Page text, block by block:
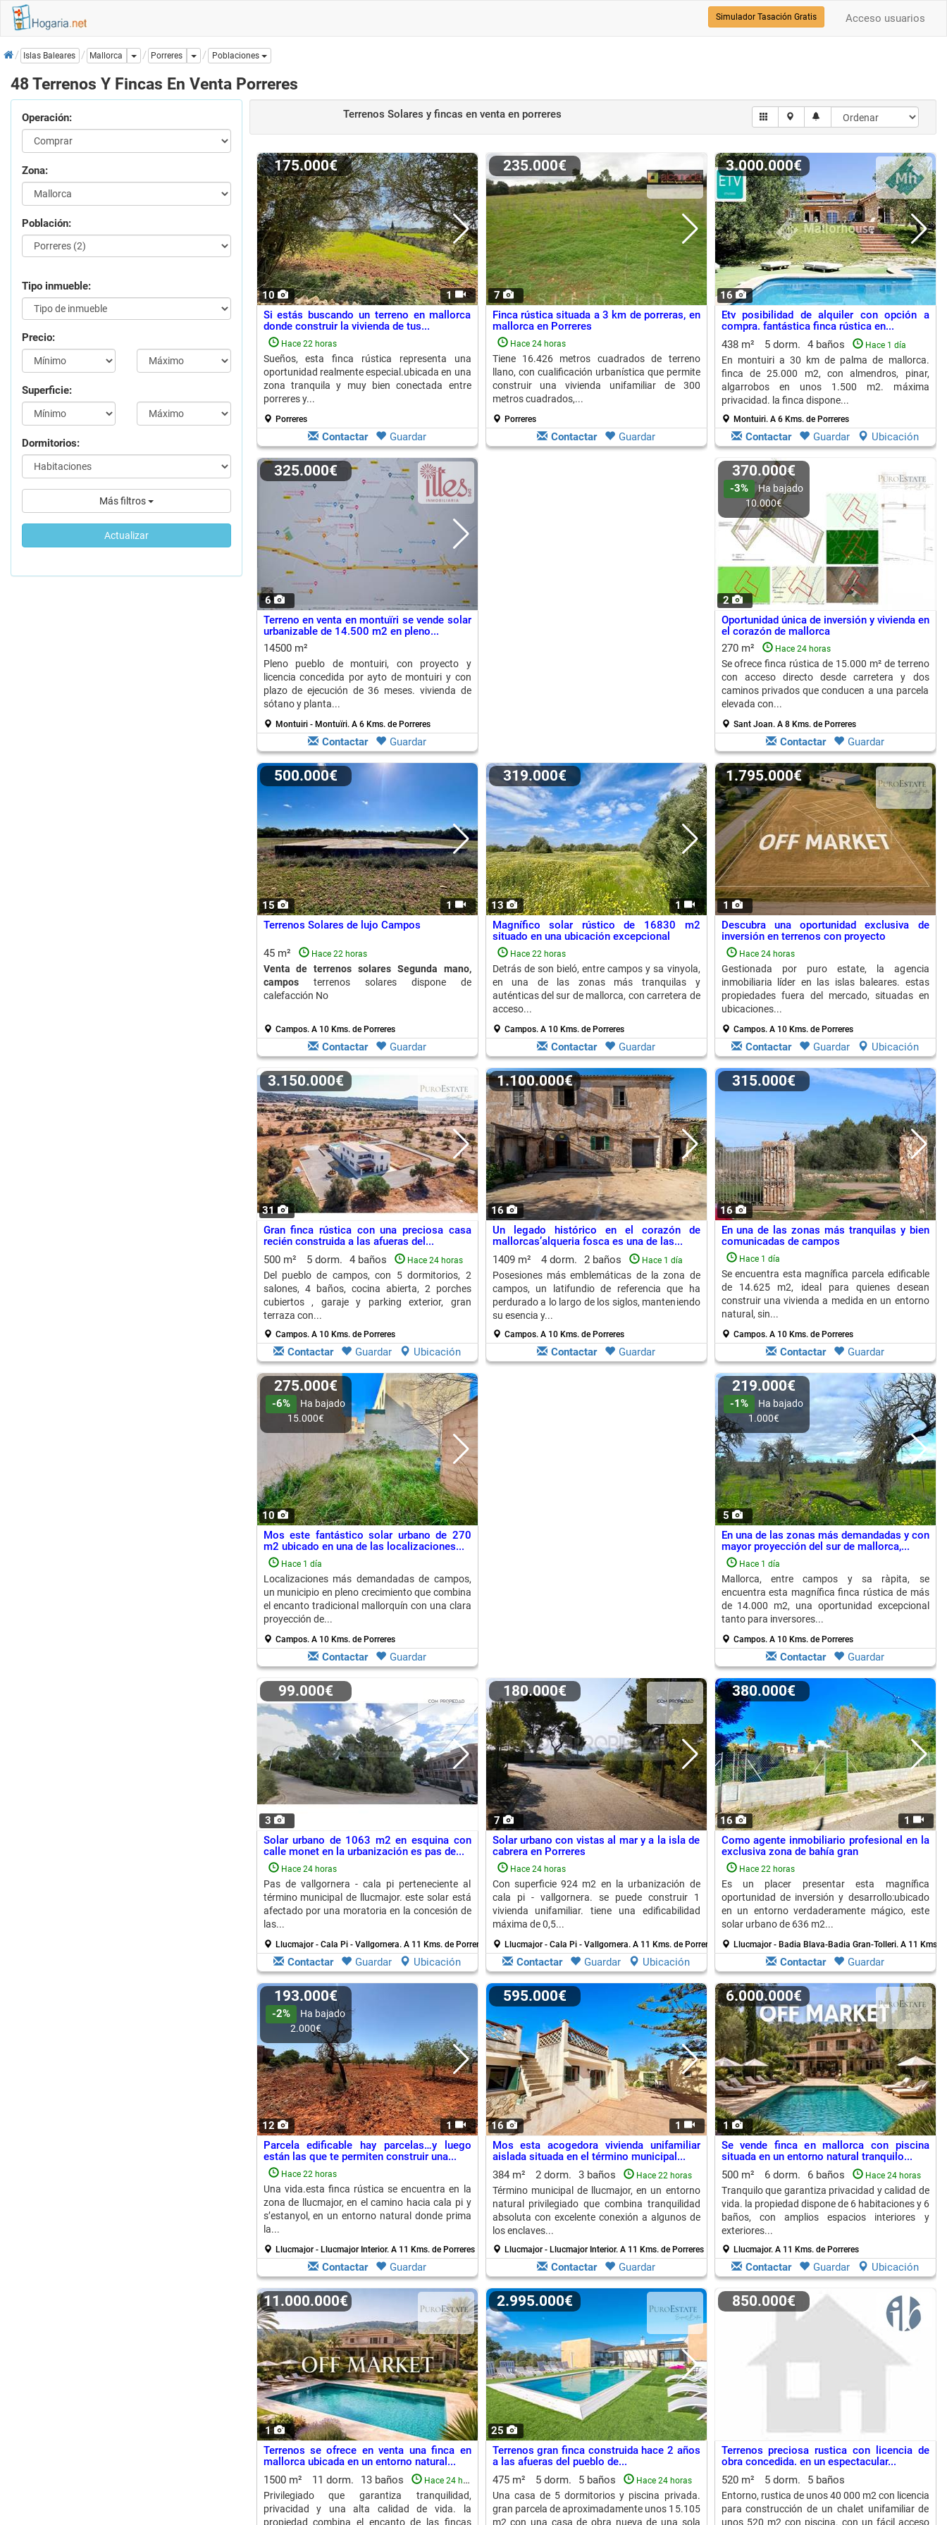
Acceso usuarios
Simulador Tasación Gratis
InicioIslas Baleares Mallorca Dropdown
Porreres Dropdown
Poblaciones
48 Terrenos Y Fincas En Venta Porreres
Operación:
Zona:
Población:
Tipo inmueble:
Precio:
Superficie:
Dormitorios:
Más filtros
Actualizar
Terrenos Solares y fincas en venta en porreres
10 1
175.000€
Si estás buscando un terreno en mallorca
donde construir la vivienda de tus...
Hace 22 horas
Sueños, esta finca rústica representa una
oportunidad realmente especial.ubicada en una
zona tranquila y muy bien conectada entre
porreres y...
Porreres
Contactar Guardar
7
235.000€
Finca rústica situada a 3 km de porreras, en
mallorca en Porreres
Hace 24 horas
Tiene 16.426 metros cuadrados de terreno
llano, con cualificación urbanística que permite
construir una vivienda unifamiliar de 300
metros cuadrados,...
Porreres
Contactar Guardar
16
3.000.000€
Etv posibilidad de alquiler con opción a
compra. fantástica finca rústica en...
438 m²
5 dorm. 4 baños Hace 1 día
En montuiri a 30 km de palma de mallorca.
finca de 25.000 m2, con almendros, pinar,
algarrobos en unos 1.500 m2. máxima
privacidad. la finca dispone...
Montuiri. A 6 Kms. de Porreres
Contactar Guardar Ubicación
6
325.000€
Terreno en venta en montuïri se vende solar
urbanizable de 14.500 m2 en pleno...
14500 m²
Pleno pueblo de montuiri, con proyecto y
licencia concedida por ayto de montuiri y con
plazo de ejecución de 36 meses. vivienda de
sótano y planta...
Montuiri - Montuïri. A 6 Kms. de Porreres
Contactar Guardar
2
370.000€
-3%
Ha bajado
10.000€
Oportunidad única de inversión y vivienda en
el corazón de mallorca
270 m²
Hace 24 horas
Se ofrece finca rústica de 15.000 m² de terreno
con acceso directo desde carretera y dos
caminos privados que conducen a una parcela
elevada con...
Sant Joan. A 8 Kms. de Porreres
Contactar Guardar
15 1
500.000€
Terrenos Solares de lujo Campos
45 m² Hace 22 horas
Venta de terrenos solares Segunda mano,
camposterrenos solares dispone de
calefacción No
Campos. A 10 Kms. de Porreres
Contactar Guardar
13 1
319.000€
Magnífico solar rústico de 16830 m2
situado en una ubicación excepcional
Hace 22 horas
Detrás de son bieló, entre campos y sa vinyola,
en una de las zonas más tranquilas y
auténticas del sur de mallorca, con carretera de
acceso...
Campos. A 10 Kms. de Porreres
Contactar Guardar
1
1.795.000€
Descubra una oportunidad exclusiva de
inversión en terrenos con proyecto
Hace 24 horas
Gestionada por puro estate, la agencia
inmobiliaria líder en las islas baleares. estas
propiedades fuera del mercado, situadas en
ubicaciones...
Campos. A 10 Kms. de Porreres
Contactar Guardar Ubicación
31
3.150.000€
Gran finca rústica con una preciosa casa
recién construida a las afueras del...
500 m²
5 dorm. 4 baños Hace 24 horas
Del pueblo de campos, con 5 dormitorios, 2
salones, 4 baños, cocina abierta, 2 porches
cubiertos , garaje y parking exterior, gran
terraza con...
Campos. A 10 Kms. de Porreres
Contactar Guardar Ubicación
16
1.100.000€
Un legado histórico en el corazón de
mallorcas’alqueria fosca es una de las...
1409 m²
4 dorm. 2 baños Hace 1 día
Posesiones más emblemáticas de la zona de
campos, un latifundio de referencia que ha
perdurado a lo largo de los siglos, manteniendo
su esencia y...
Campos. A 10 Kms. de Porreres
Contactar Guardar
16
315.000€
En una de las zonas más tranquilas y bien
comunicadas de campos
Hace 1 día
Se encuentra esta magnífica parcela edificable
de 14.625 m2, ideal para quienes desean
construir una vivienda a medida en un entorno
natural, sin...
Campos. A 10 Kms. de Porreres
Contactar Guardar
10
275.000€
-6%
Ha bajado
15.000€
Mos este fantástico solar urbano de 270
m2 ubicado en una de las localizaciones...
Hace 1 día
Localizaciones más demandadas de campos,
un municipio en pleno crecimiento que combina
el encanto tradicional mallorquín con una clara
proyección de...
Campos. A 10 Kms. de Porreres
Contactar Guardar
5
219.000€
-1%
Ha bajado
1.000€
En una de las zonas más demandadas y con
mayor proyección del sur de mallorca,...
Hace 1 día
Mallorca, entre campos y sa ràpita, se
encuentra esta magnífica finca rústica de más
de 14.000 m2, una oportunidad excepcional
tanto para inversores...
Campos. A 10 Kms. de Porreres
Contactar Guardar
3
99.000€
Solar urbano de 1063 m2 en esquina con
calle monet en la urbanización es pas de...
Hace 24 horas
Pas de vallgornera - cala pi perteneciente al
término municipal de llucmajor. este solar está
afectado por una moratoria en la concesión de
las...
Llucmajor - Cala Pi - Vallgornera. A 11 Kms. de Porreres
Contactar Guardar Ubicación
7
180.000€
Solar urbano con vistas al mar y a la isla de
cabrera en Porreres
Hace 24 horas
Con superficie 924 m2 en la urbanización de
cala pi - vallgornera. se puede construir 1
vivienda unifamiliar. tiene una edificabilidad
máxima de 0,5...
Llucmajor - Cala Pi - Vallgornera. A 11 Kms. de Porreres
Contactar Guardar Ubicación
16 1
380.000€
Como agente inmobiliario profesional en la
exclusiva zona de bahía gran
Hace 22 horas
Es un placer presentar esta magnífica
oportunidad de inversión y desarrollo:ubicado
en un entorno verdaderamente mágico, este
solar urbano de 636 m2...
Llucmajor - Badia Blava-Badia Gran-Tolleri. A 11 Kms.
Contactar Guardar
12 1
193.000€
-2%
Ha bajado
2.000€
Parcela edificable hay parcelas…y luego
están las que te permiten construir una...
Hace 22 horas
Una vida.esta finca rústica se encuentra en la
zona de llucmajor, en el camino hacia cala pi y
s’estanyol, en un entorno natural donde prima
la...
Llucmajor - Llucmajor Interior. A 11 Kms. de Porreres
Contactar Guardar
16 1
595.000€
Mos esta acogedora vivienda unifamiliar
aislada situada en el término municipal...
384 m²
2 dorm. 3 baños Hace 22 horas
Término municipal de llucmajor, en un entorno
natural privilegiado que combina tranquilidad
absoluta con excelente conexión a algunos de
los enclaves...
Llucmajor - Llucmajor Interior. A 11 Kms. de Porreres
Contactar Guardar
1
6.000.000€
Se vende finca en mallorca con piscina
situada en un entorno natural tranquilo...
500 m²
6 dorm. 6 baños Hace 24 horas
Tranquilo que garantiza privacidad y calidad de
vida. la propiedad dispone de 6 habitaciones y 6
baños, con amplios espacios interiores y
exteriores...
Llucmajor. A 11 Kms. de Porreres
Contactar Guardar Ubicación
1
11.000.000€
Terrenos se ofrece en venta una finca en
mallorca ubicada en un entorno natural...
1500 m²
11 dorm. 13 baños Hace 24 horas
Privilegiado que garantiza tranquilidad,
privacidad y una alta calidad de vida. la
propiedad combina el encanto de las fincas
25
2.995.000€
Terrenos gran finca construida hace 2 años
a las afueras del pueblo de...
475 m²
5 dorm. 5 baños Hace 24 horas
Una casa de 5 dormitorios y piscina privada.
gran parcela de aproximadamente unos 15.105
m2 con una casa de obra nueva de una sola
850.000€
Terrenos preciosa rustica con licencia de
obra concedida. en un espectacular...
520 m²
5 dorm. 5 baños
Entorno, rustica de unos 40 000 m2 con licencia
para construcción de un chalet unifamiliar de
unos 520 m2 con piscina. con un fácil acceso